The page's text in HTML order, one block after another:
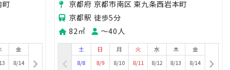
町
金
8/14
京都府 京都市南区 東九条西岩本町
京都駅 徒歩5分
82㎡
〜40人
土
8/8
日
8/9
月
8/10
火
8/11
水
8/12
木
8/13
金
8/14